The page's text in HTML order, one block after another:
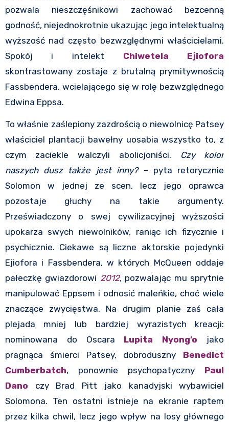
pozwala nieszczęśnikowi zachować bezcenną
godność, niejednokrotnie ukazując jego intelektualną
wyższość nad często bezwzględnymi właścicielami.
Spokój i intelekt Chiwetela Ejiofora
skontrastowany zostaje z brutalną prymitywnością
Fassbendera, wcielającego się w rolę bezwzględnego
Edwina Eppsa.
To właśnie zaślepiony zazdrością o niewolnicę Patsey
właściciel plantacji bawełny uosabia wszystko to, z
czym zaciekle walczyli abolicjoniści.
Czy kolor
naszych dusz także jest inny?– pyta retorycznie
Solomon w jednej ze scen, lecz jego oprawca
pozostaje głuchy na takie argumenty.
Przeświadczony o swej cywilizacyjnej wyższości
upokarza swych niewolników, raniąc ich fizycznie i
psychicznie. Ciekawe są liczne aktorskie pojedynki
Ejiofora i Fassbendera, w których McQueen oddaje
pałeczkę gwiazdorowi 2012, pozwalając mu sprytnie
manipulować Eppsem i odnosić maleńkie, choć wiele
znaczące zwycięstwa. Na drugim planie zaś cała
plejada mniej lub bardziej wyrazistych kreacji:
nominowana do Oscara Lupita Nyong’o jako
pragnąca śmierci Patsey, dobroduszny Benedict
Cumberbatch, ponownie psychopatyczny Paul
Dano czy Brad Pitt jako kanadyjski wybawiciel
Solomona. Ten ostatni istnieje na ekranie raptem
przez kilka chwil, lecz jego wpływ na losy głównego